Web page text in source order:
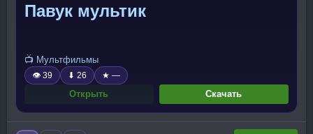
Павук мультик
📺 Мультфильмы
👁 39 ⬇ 26 ★ —
Открыть Скачать